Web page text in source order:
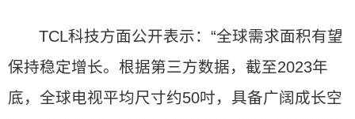
TCL科技方面公开表示：“全球需求面积有望
保持稳定增长。根据第三方数据，截至2023年
底，全球电视平均尺寸约50吋，具备广阔成长空